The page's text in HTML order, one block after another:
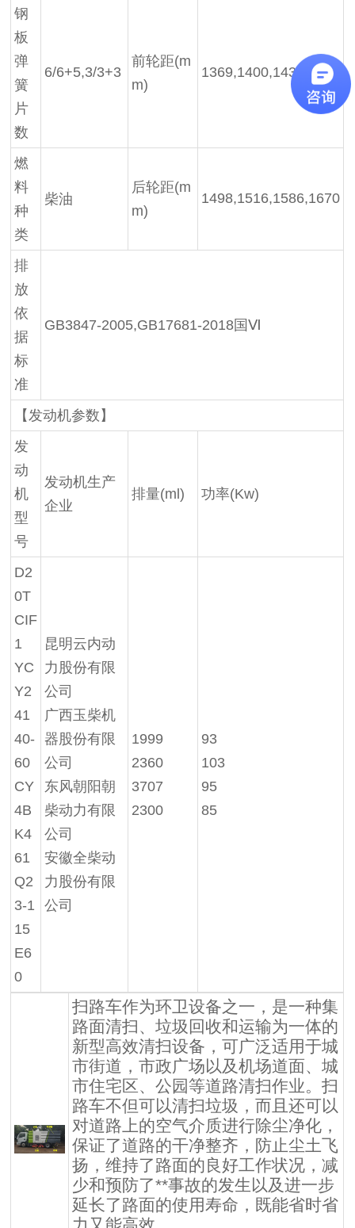
钢
板
弹
簧
片
数
6/6+5,3/3+3
前轮距(m
m)
1369,1400,1434
燃
料
种
类
柴油
后轮距(m
m)
1498,1516,1586,1670
排
放
依
据
标
准
GB3847-2005,GB17681-2018国Ⅵ
【发动机参数】
发
动
机
型
号
发动机生产
企业
排量(ml) 功率(Kw)
D2
0T
CIF
1
YC
Y2
41
40-
60
CY
4B
K4
61
Q2
3-1
15
E6
0
昆明云内动
力股份有限
公司
广西玉柴机
器股份有限
公司
东风朝阳朝
柴动力有限
公司
安徽全柴动
力股份有限
公司
1999
2360
3707
2300
93
103
95
85
扫路车作为环卫设备之一，是一种集
路面清扫、垃圾回收和运输为一体的
新型高效清扫设备，可广泛适用于城
市街道，市政广场以及机场道面、城
市住宅区、公园等道路清扫作业。扫
路车不但可以清扫垃圾，而且还可以
对道路上的空气介质进行除尘净化，
保证了道路的干净整齐，防止尘土飞
扬，维持了路面的良好工作状况，减
少和预防了**事故的发生以及进一步
延长了路面的使用寿命，既能省时省
力又能高效。